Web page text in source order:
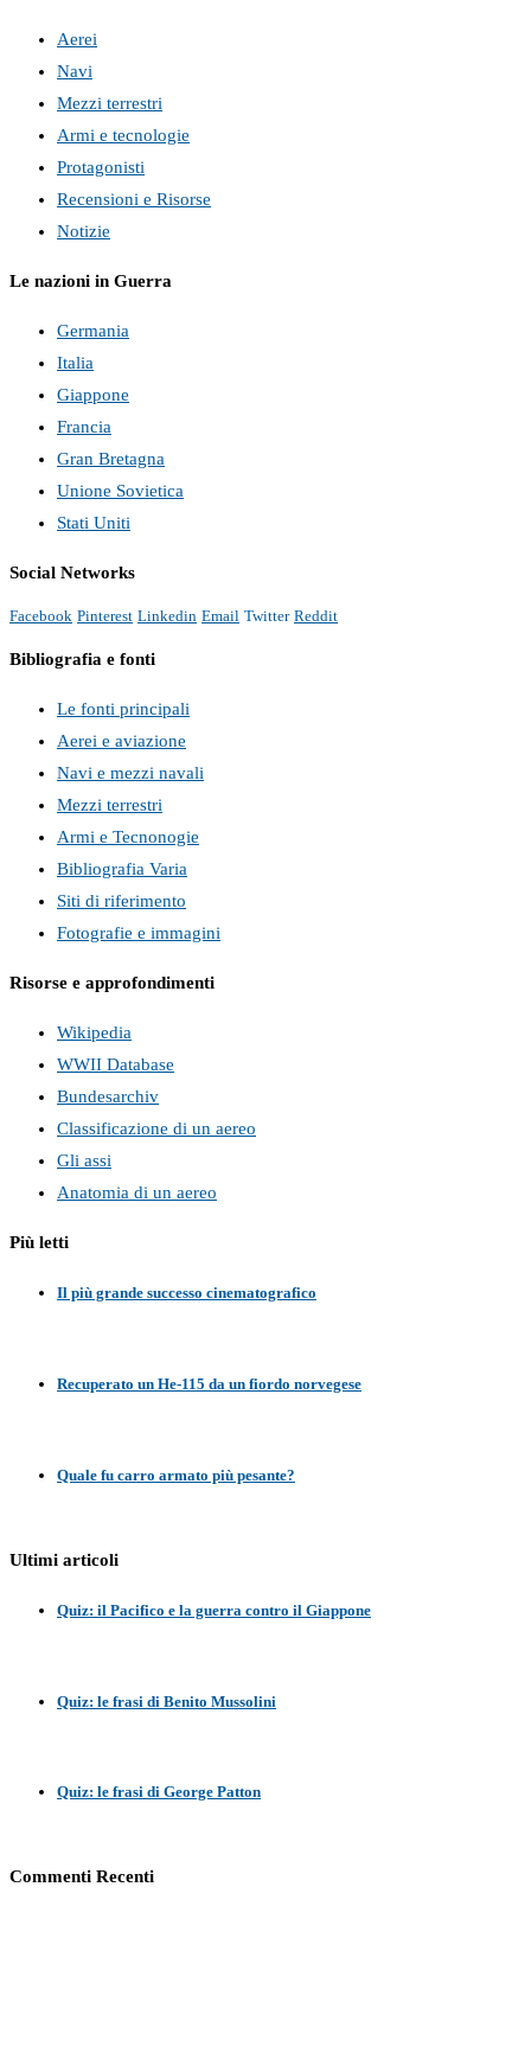
Aerei
Navi
Mezzi terrestri
Armi e tecnologie
Protagonisti
Recensioni e Risorse
Notizie
Le nazioni in Guerra
Germania
Italia
Giappone
Francia
Gran Bretagna
Unione Sovietica
Stati Uniti
Social Networks
Facebook Pinterest Linkedin Email Twitter Reddit
Bibliografia e fonti
Le fonti principali
Aerei e aviazione
Navi e mezzi navali
Mezzi terrestri
Armi e Tecnonogie
Bibliografia Varia
Siti di riferimento
Fotografie e immagini
Risorse e approfondimenti
Wikipedia
WWII Database
Bundesarchiv
Classificazione di un aereo
Gli assi
Anatomia di un aereo
Più letti
Il più grande successo cinematografico
Recuperato un He-115 da un fiordo norvegese
Quale fu carro armato più pesante?
Ultimi articoli
Quiz: il Pacifico e la guerra contro il Giappone
Quiz: le frasi di Benito Mussolini
Quiz: le frasi di George Patton
Commenti Recenti